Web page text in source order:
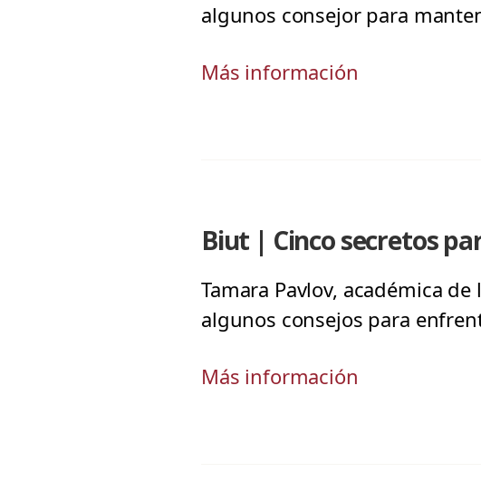
algunos consejor para
Más información
Biut | Cinco secretos
Tamara Pavlov, académica
algunos consejos para
Más información